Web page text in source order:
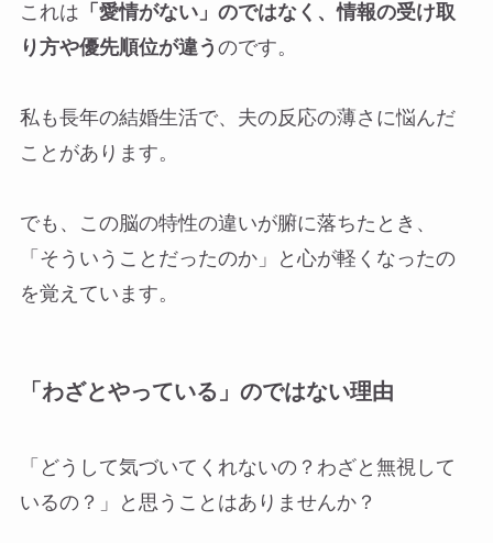
これは 「愛情がない」のではなく、情報の受け取
り方や優先順位が違う のです。
私も長年の結婚生活で、夫の反応の薄さに悩んだ
ことがあります。
でも、この脳の特性の違いが腑に落ちたとき、
「そういうことだったのか」と心が軽くなったの
を覚えています。
「わざとやっている」のではない理由
「どうして気づいてくれないの？わざと無視して
いるの？」と思うことはありませんか？